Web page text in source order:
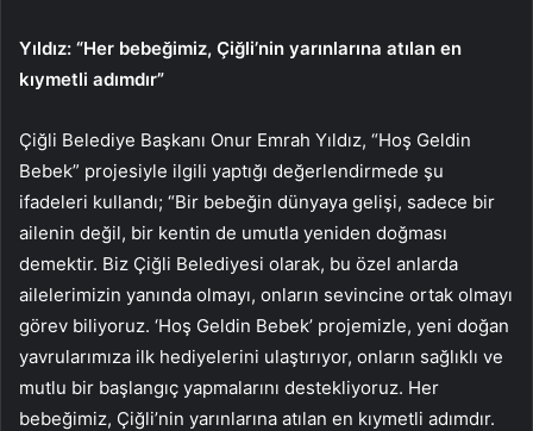
Yıldız: “Her bebeğimiz, Çiğli’nin yarınlarına atılan en
kıymetli adımdır”
Çiğli Belediye Başkanı Onur Emrah Yıldız, “Hoş Geldin
Bebek” projesiyle ilgili yaptığı değerlendirmede şu
ifadeleri kullandı; “Bir bebeğin dünyaya gelişi, sadece bir
ailenin değil, bir kentin de umutla yeniden doğması
demektir. Biz Çiğli Belediyesi olarak, bu özel anlarda
ailelerimizin yanında olmayı, onların sevincine ortak olmayı
görev biliyoruz. ‘Hoş Geldin Bebek’ projemizle, yeni doğan
yavrularımıza ilk hediyelerini ulaştırıyor, onların sağlıklı ve
mutlu bir başlangıç yapmalarını destekliyoruz. Her
bebeğimiz, Çiğli’nin yarınlarına atılan en kıymetli adımdır.